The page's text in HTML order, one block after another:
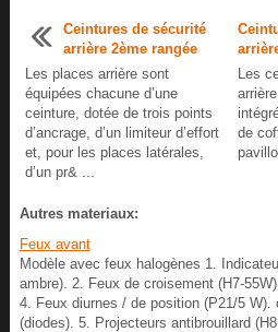
Ceintures de sécurité
arrière 2ème rangée
Les places arrière sont
équipées chacune d’une
ceinture, dotée de trois points
d’ancrage, d’un limiteur d’effort
et, pour les places latérales,
d’un pr& ...
Les
de
Autres materiaux:
Feux avant
Modèle avec feux halogènes 1.
ambre). 2. Feux de croisement (H7-
4. Feux diurnes / de position (P21/5
(diodes). 5. Projecteurs antibrouillard